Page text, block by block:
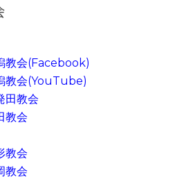
教会(Facebook)
教会(YouTube)
田教会
教会
教会
教会